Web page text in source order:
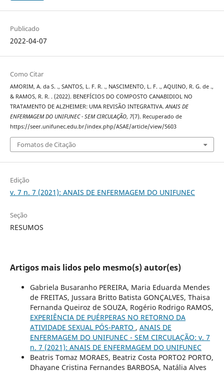
Publicado
2022-04-07
Como Citar
AMORIM, A. da S. ., SANTOS, L. F. R. ., NASCIMENTO, L. F. ., AQUINO, R. G. de .,
& RAMOS, R. R. . (2022). BENEFÍCIOS DO COMPOSTO CANABIDIOL NO
TRATAMENTO DE ALZHEIMER: UMA REVISÃO INTEGRATIVA.ANAIS DE
ENFERMAGEM DO UNIFUNEC - SEM CIRCULAÇÃO, 7(7). Recuperado de
https://seer.unifunec.edu.br/index.php/ASAE/article/view/5603
Fomatos de Citação
Edição
v. 7 n. 7 (2021): ANAIS DE ENFERMAGEM DO UNIFUNEC
Seção
RESUMOS
Artigos mais lidos pelo mesmo(s) autor(es)
Gabriela Busaranho PEREIRA, Maria Eduarda Mendes
de FREITAS, Jussara Britto Batista GONÇALVES, Thaisa
Fernanda Queiroz de SOUZA, Rogério Rodrigo RAMOS,
EXPERIÊNCIA DE PUÉRPERAS NO RETORNO DA
ATIVIDADE SEXUAL PÓS-PARTO , ANAIS DE
ENFERMAGEM DO UNIFUNEC - SEM CIRCULAÇÃO: v. 7
n. 7 (2021): ANAIS DE ENFERMAGEM DO UNIFUNEC
Beatris Tomaz MORAES, Beatriz Costa PORTO2 PORTO,
Dhayane Cristina Fernandes BARBOSA, Natália Alves